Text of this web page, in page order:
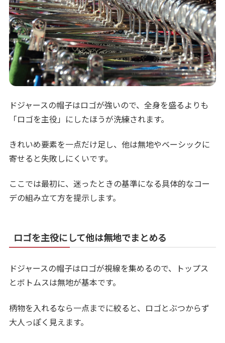
ドジャースの帽子はロゴが強いので、全身を盛るよりも
「ロゴを主役」にしたほうが洗練されます。
きれいめ要素を一点だけ足し、他は無地やベーシックに
寄せると失敗しにくいです。
ここでは最初に、迷ったときの基準になる具体的なコー
デの組み立て方を提示します。
ロゴを主役にして他は無地でまとめる
ドジャースの帽子はロゴが視線を集めるので、トップス
とボトムスは無地が基本です。
柄物を入れるなら一点までに絞ると、ロゴとぶつからず
大人っぽく見えます。